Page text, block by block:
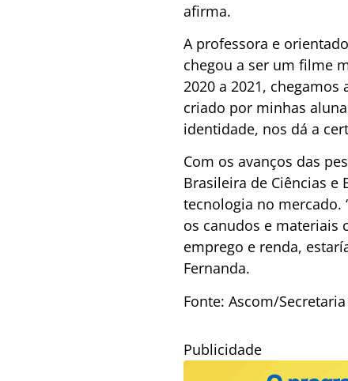
afirma.
A professora e
chegou a ser um filme
2020 a 2021,
criado por minhas
identidade, nos dá a
Com os avanços das
Brasileira de Ciências e
tecnologia no mercado.
os canudos e materiais
emprego e renda,
Fernanda.
Fonte: Ascom/
Publicidade